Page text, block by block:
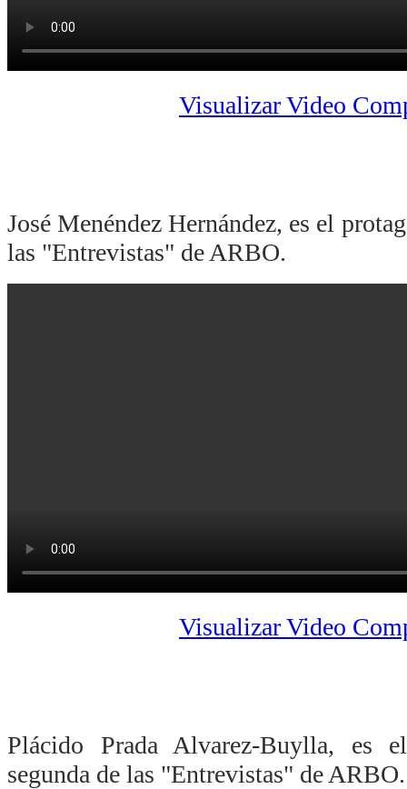
Visualizar Video
José Menéndez Hernández, es el
las "Entrevistas" de ARBO.
Visualizar Video
Plácido Prada Alvarez-Buylla, es
segunda de las "Entrevistas" de ARBO.